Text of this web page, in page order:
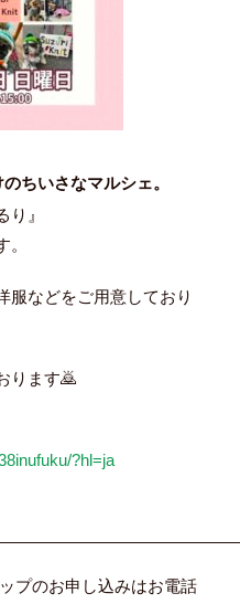
ちいさなマルシェ。
』
服などをご用意しており
ります🙇
?hl=ja
プのお申し込みはお電話